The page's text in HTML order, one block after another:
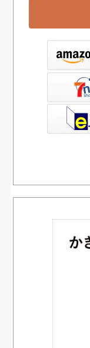
書店ウェブストア